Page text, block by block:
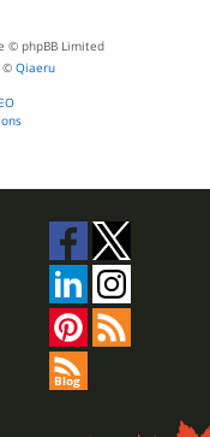
© phpBB Limited
© Qiaeru